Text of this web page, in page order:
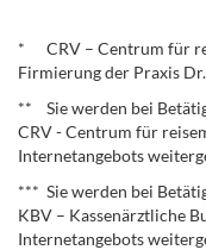
* CRV – Centrum für
Firmierung der Praxis
** Sie werden bei
CRV - Centrum für
Internetangebots
*** Sie werden bei
KBV – Kassenärztliche
Internetangebots